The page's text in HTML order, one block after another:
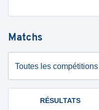
Matchs
Toutes les compétitions
RÉSULTATS